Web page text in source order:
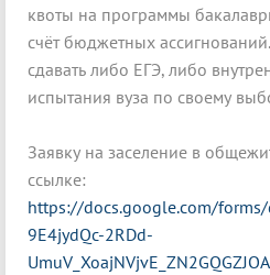
квоты на программы
счёт бюджетных
сдавать либо ЕГЭ, либо
испытания вуза по своему
Заявку на заселение в
ссылке:
https://docs.google.com/
9E4jydQc-2RDd-